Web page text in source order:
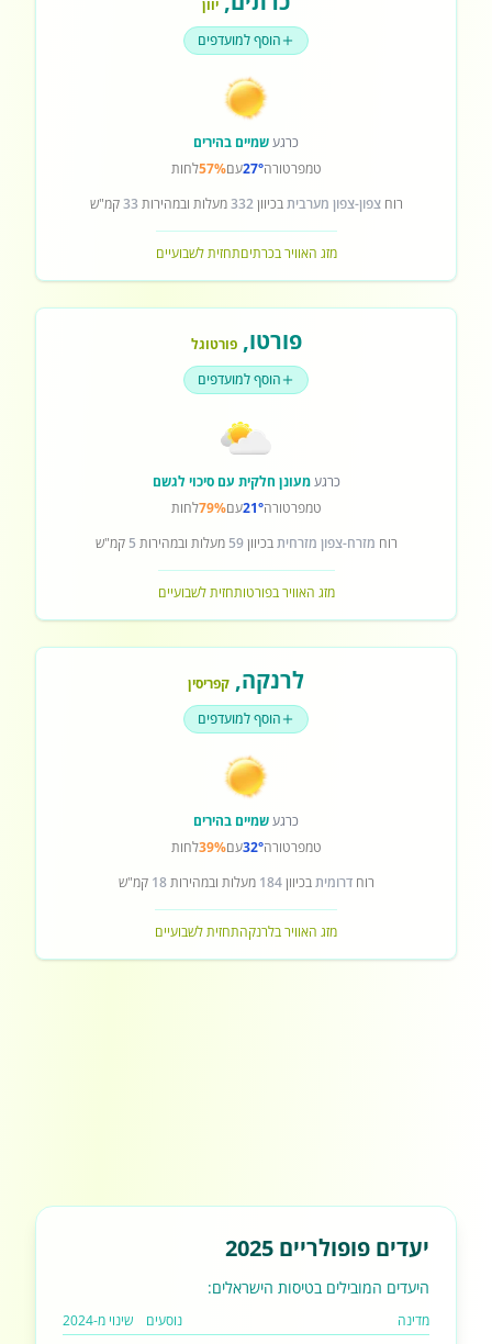
יוון
הוסף למועדפים
כרגעשמיים בהירים
טמפרטורה27°עם57%לחות
רוחצפון-צפון מערביתבכיוון332מעלות ובמהירות 33קמ"ש
מזג האוויר בכרתיםתחזית לשבועיים
פורטו,פורטוגל
הוסף למועדפים
כרגעמעונן חלקית עם סיכוי לגשם
טמפרטורה21°עם79%לחות
רוח מזרח-צפון מזרחיתבכיוון59 מעלות ובמהירות 5 קמ"ש
מזג האוויר בפורטותחזית לשבועיים
לרנקה, קפריסין
הוסף למועדפים
כרגעשמיים בהירים
טמפרטורה32°עם39%לחות
רוחדרומיתבכיוון184 מעלות ובמהירות18 קמ"ש
מזג האוויר בלרנקהתחזית לשבועיים
יעדים פופולריים 2025
היעדים המובילים בטיסות הישראלים:
מדינה נוסעים שינוי מ-2024